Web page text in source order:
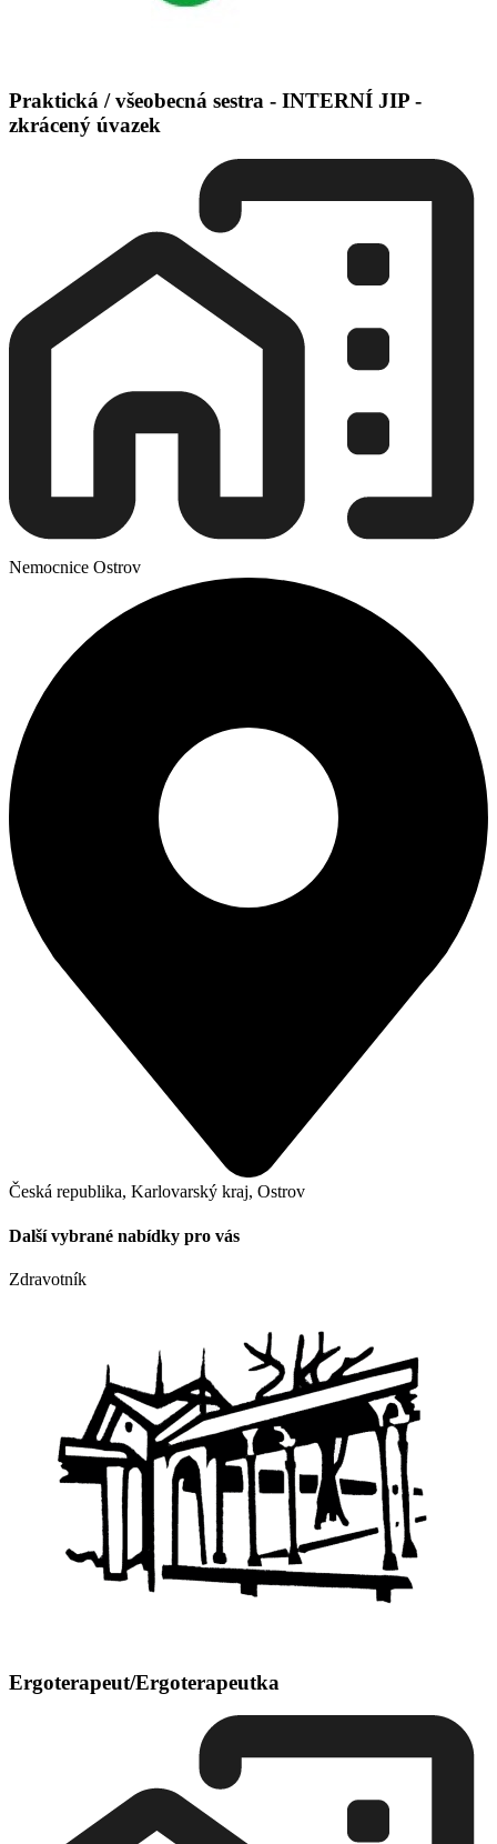
Praktická / všeobecná sestra - INTERNÍ JIP -
zkrácený úvazek
Nemocnice Ostrov
Česká republika, Karlovarský kraj, Ostrov
Další vybrané nabídky pro vás
Zdravotník
Ergoterapeut/Ergoterapeutka